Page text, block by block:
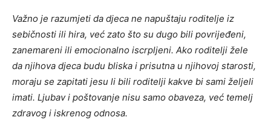
Važno je razumjeti da djeca ne napuštaju roditelje iz
sebičnosti ili hira, već zato što su dugo bili povrijeđeni,
zanemareni ili emocionalno iscrpljeni. Ako roditelji žele
da njihova djeca budu bliska i prisutna u njihovoj starosti,
moraju se zapitati jesu li bili roditelji kakve bi sami željeli
imati. Ljubav i poštovanje nisu samo obaveza, već temelj
zdravog i iskrenog odnosa.